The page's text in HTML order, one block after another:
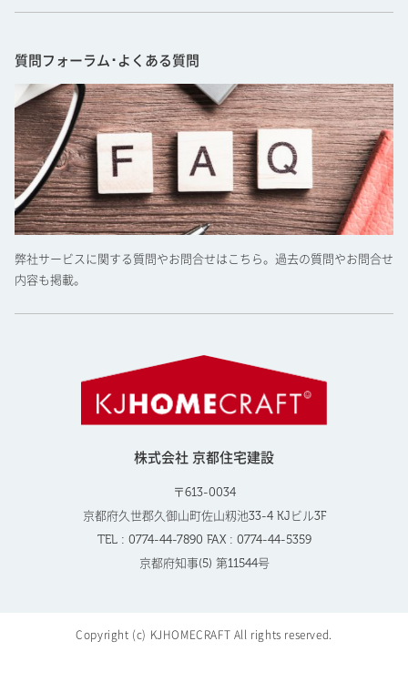
質問フォーラム･よくある質問
弊社サービスに関する質問やお問合せはこちら。過去の質問やお問合せ
内容も掲載。
株式会社 京都住宅建設
〒613-0034
京都府久世郡久御山町佐山籾池33-4 KJビル3F
TEL : 0774-44-7890 FAX : 0774-44-5359
京都府知事(5) 第11544号
Copyright (c) KJHOMECRAFT All rights reserved.